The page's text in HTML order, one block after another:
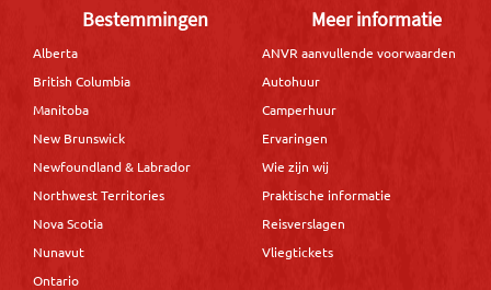
Bestemmingen
Alberta
British Columbia
Manitoba
New Brunswick
Newfoundland & Labrador
Northwest Territories
Nova Scotia
Nunavut
Ontario
Meer informatie
ANVR aanvullende voorwaarden
Autohuur
Camperhuur
Ervaringen
Wie zijn wij
Praktische informatie
Reisverslagen
Vliegtickets